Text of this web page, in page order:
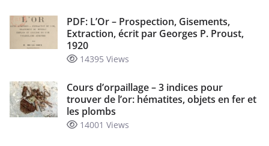
PDF: L’Or – Prospection, Gisements,
Extraction, écrit par Georges P. Proust,
1920
14395 Views
Cours d’orpaillage – 3 indices pour
trouver de l’or: hématites, objets en fer et
les plombs
14001 Views